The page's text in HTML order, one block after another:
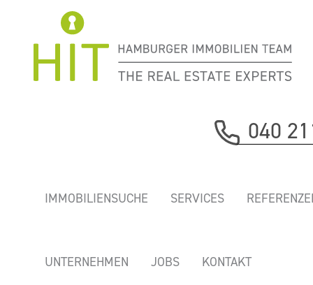
040
IMMOBILIENSUCHE SERVICES
UNTERNEHMEN JOBS KONTAKT
„LINDLEY
ÖKOLOGISCH